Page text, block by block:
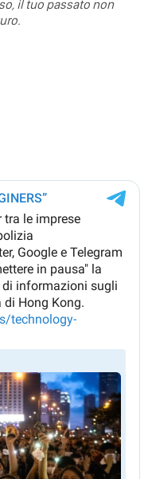
il tuo passato non